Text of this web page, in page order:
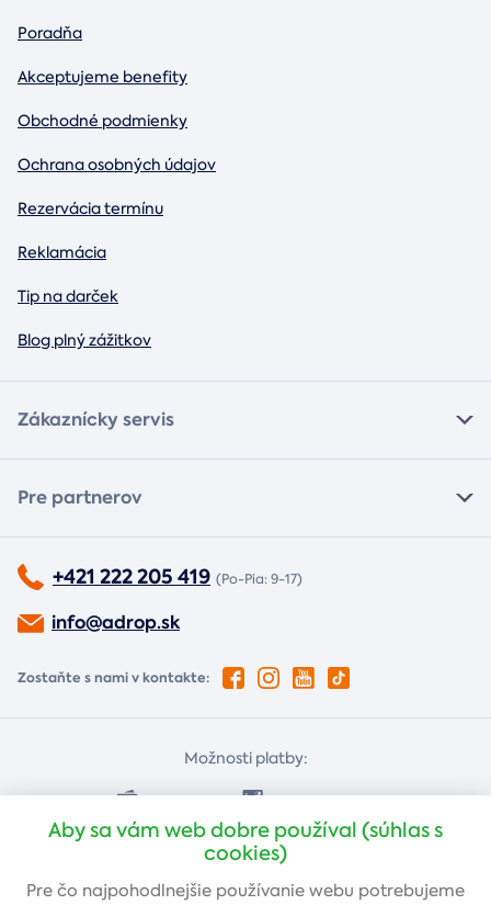
Poradňa
Akceptujeme benefity
Obchodné podmienky
Ochrana osobných údajov
Rezervácia termínu
Reklamácia
Tip na darček
Blog plný zážitkov
Zákaznícky servis
Pre partnerov
+421 222 205 419 (Po-Pia: 9-17)
info@adrop.sk
Zostaňte s nami v kontakte:
Možnosti platby:
Dobierkou Platba kartou
Aby sa vám web dobre používal (súhlas s
cookies)
Pre čo najpohodlnejšie používanie webu potrebujeme